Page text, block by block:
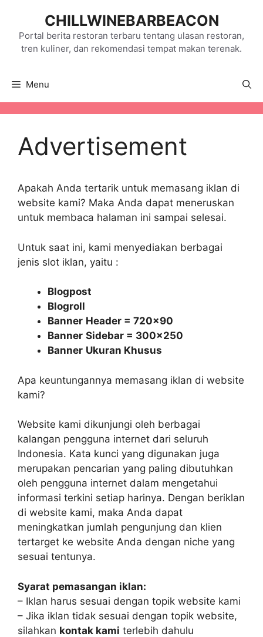
content
CHILLWINEBARBEACON
Portal berita restoran terbaru tentang ulasan restoran,
tren kuliner, dan rekomendasi tempat makan terenak.
Menu
Advertisement
Apakah Anda tertarik untuk memasang iklan di
website kami? Maka Anda dapat meneruskan
untuk membaca halaman ini sampai selesai.
Untuk saat ini, kami menyediakan berbagai
jenis slot iklan, yaitu :
Blogpost
Blogroll
Banner Header = 720×90
Banner Sidebar = 300×250
Banner Ukuran Khusus
Apa keuntungannya memasang iklan di website
kami?
Website kami dikunjungi oleh berbagai
kalangan pengguna internet dari seluruh
Indonesia. Kata kunci yang digunakan juga
merupakan pencarian yang paling dibutuhkan
oleh pengguna internet dalam mengetahui
informasi terkini setiap harinya. Dengan beriklan
di website kami, maka Anda dapat
meningkatkan jumlah pengunjung dan klien
tertarget ke website Anda dengan niche yang
sesuai tentunya.
Syarat pemasangan iklan:
– Iklan harus sesuai dengan topik website kami
– Jika iklan tidak sesuai dengan topik website,
silahkan kontak kami terlebih dahulu